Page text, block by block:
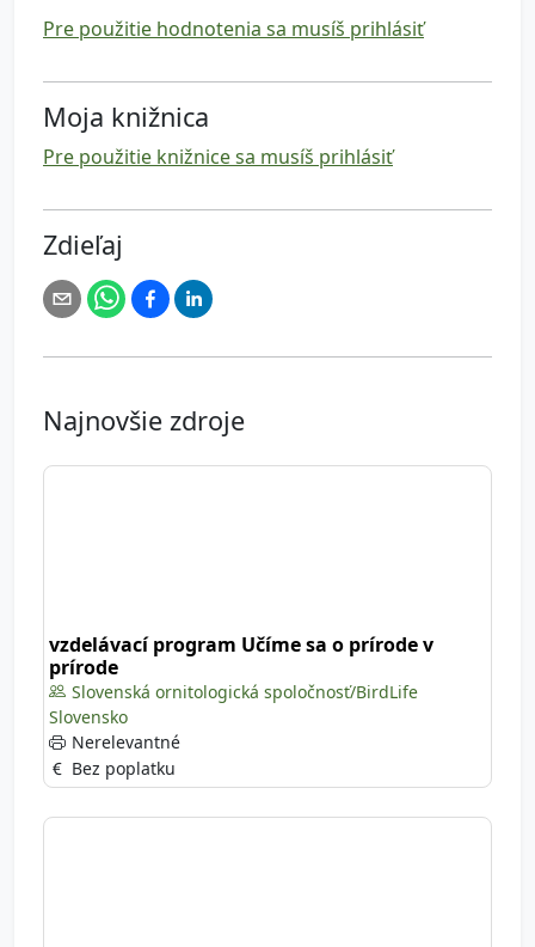
Pre použitie hodnotenia sa musíš prihlásiť
Moja knižnica
Pre použitie knižnice sa musíš prihlásiť
Zdieľaj
Najnovšie zdroje
vzdelávací program Učíme sa o prírode v
prírode
Slovenská ornitologická spoločnosť/BirdLife
Slovensko
Nerelevantné
Bez poplatku